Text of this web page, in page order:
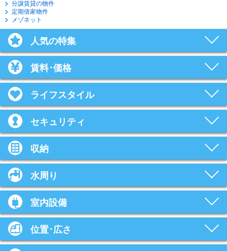
分譲賃貸の物件
定期借家物件
メゾネット
人気の特集
賃料･価格
ライフスタイル
セキュリティ
収納
水周り
室内設備
位置･広さ